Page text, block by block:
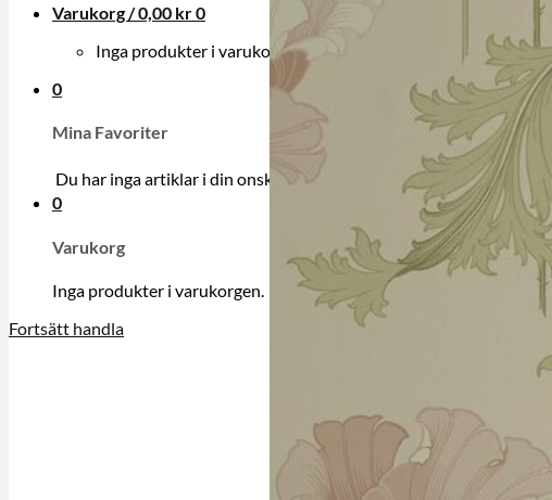
Varukorg /0,00 kr0
Inga produkter i varukorgen.
0
Mina Favoriter
Du har inga artiklar i din onskelista.
0
Varukorg
Inga produkter i varukorgen.
Fortsätt handla